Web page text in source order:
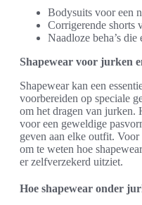
Bodysuits voor een
Corrigerende shorts
Naadloze beha’s
Shapewear voor jurken
Shapewear kan een
voorbereiden op speciale
om het dragen van jurken.
voor een geweldige
geven aan elke outfit.
om te weten hoe
er zelfverzekerd uitziet.
Hoe shapewear onder